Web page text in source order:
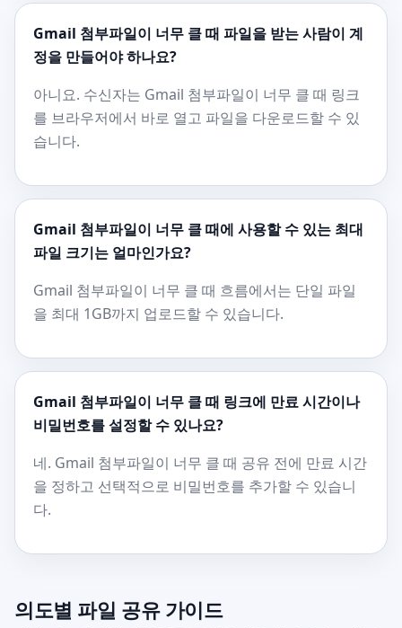
Gmail 첨부파일이 너무 클 때 파일을 받는 사람이 계
정을 만들어야 하나요?
아니요. 수신자는 Gmail 첨부파일이 너무 클 때 링크
를 브라우저에서 바로 열고 파일을 다운로드할 수 있
습니다.
Gmail 첨부파일이 너무 클 때에 사용할 수 있는 최대
파일 크기는 얼마인가요?
Gmail 첨부파일이 너무 클 때 흐름에서는 단일 파일
을 최대 1GB까지 업로드할 수 있습니다.
Gmail 첨부파일이 너무 클 때 링크에 만료 시간이나
비밀번호를 설정할 수 있나요?
네. Gmail 첨부파일이 너무 클 때 공유 전에 만료 시간
을 정하고 선택적으로 비밀번호를 추가할 수 있습니
다.
의도별 파일 공유 가이드